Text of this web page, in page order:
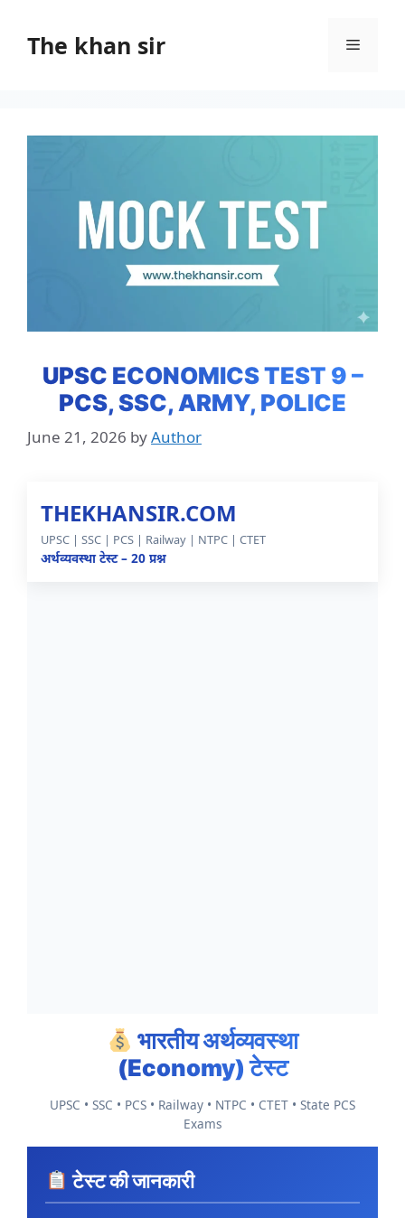
contentThe khan sir Menu
UPSC ECONOMICS TEST 9 –
PCS, SSC, ARMY, POLICE
June 21, 2026 byAuthor
THEKHANSIR.COM
UPSC | SSC | PCS | Railway | NTPC | CTET
अर्थव्यवस्था टेस्ट – 20 प्रश्न
भारतीय अर्थव्यवस्था
(Economy) टेस्ट
UPSC • SSC • PCS • Railway • NTPC • CTET • State PCS
Exams
टेस्ट की जानकारी